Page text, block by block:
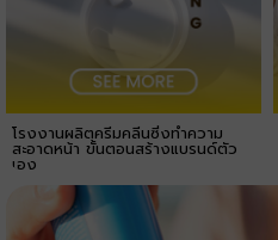
โรงงานผลิตครีมคลีนซิ่งทำความ
สะอาดหน้า ขั้นตอนสร้างแบรนด์ตัว
เอง